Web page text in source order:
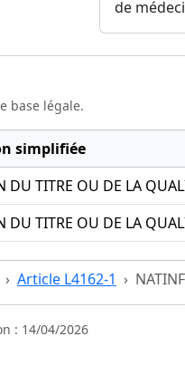
de
base légale.
simplifiée
DU TITRE OU DE LA
DU TITRE OU DE LA
Article L4162-1
: 14/04/2026